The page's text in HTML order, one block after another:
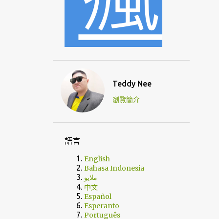
Teddy Nee
瀏覽簡介
語言
English
Bahasa Indonesia
ملايو
中文
Español
Esperanto
Português